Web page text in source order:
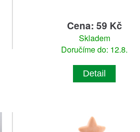
Cena: 59 Kč
Skladem
Doručíme do: 12.8.
Detail